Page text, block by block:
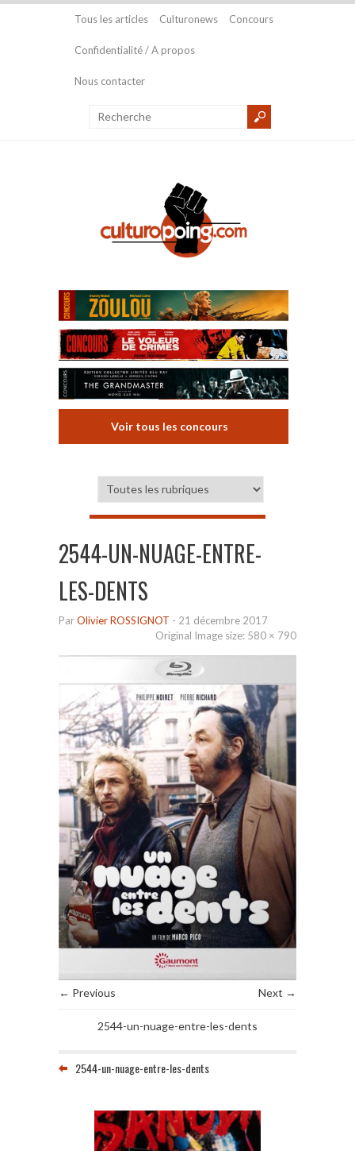
Tous les articles Culturonews Concours
Confidentialité / A propos
Nous contacter
Voir tous les concours
2544-UN-NUAGE-ENTRE-
LES-DENTS
ParOlivier ROSSIGNOT - 21 décembre 2017
Original Image size: 580 × 790
← Previous Next →
2544-un-nuage-entre-les-dents
2544-un-nuage-entre-les-dents